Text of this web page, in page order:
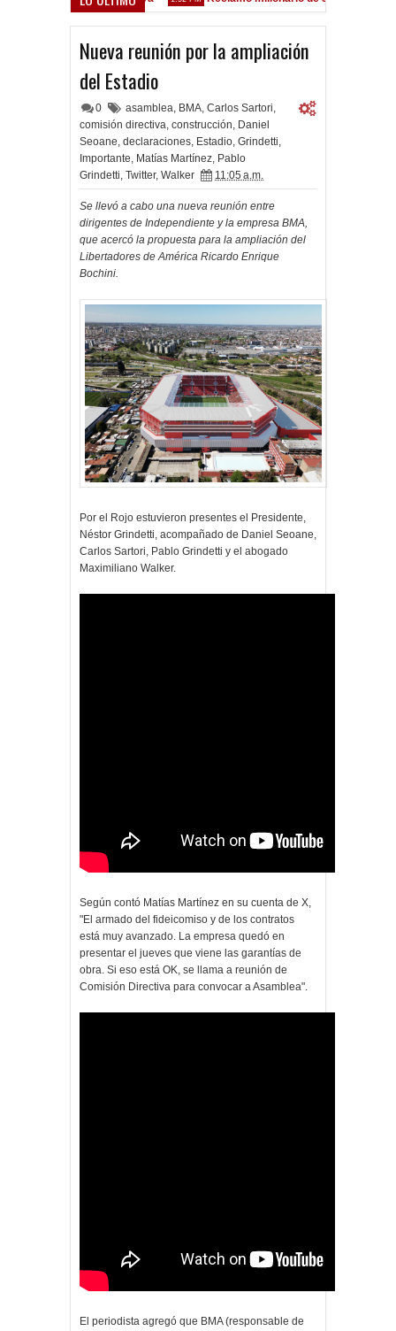
Nueva reunión por la ampliación
del Estadio
0 asamblea, BMA, Carlos Sartori,
comisión directiva, construcción, Daniel
Seoane, declaraciones, Estadio, Grindetti,
Importante, Matías Martínez, Pablo
Grindetti, Twitter, Walker 11:05 a.m.
Se llevó a cabo una nueva reunión entre
dirigentes de Independiente y la empresa BMA,
que acercó la propuesta para la ampliación del
Libertadores de América Ricardo Enrique
Bochini.
Por el Rojo estuvieron presentes el Presidente,
Néstor Grindetti, acompañado de Daniel Seoane,
Carlos Sartori, Pablo Grindetti y el abogado
Maximiliano Walker.
Según contó Matías Martínez en su cuenta de X,
"El armado del fideicomiso y de los contratos
está muy avanzado. La empresa quedó en
presentar el jueves que viene las garantías de
obra. Si eso está OK, se llama a reunión de
Comisión Directiva para convocar a Asamblea".
El periodista agregó que BMA (responsable de